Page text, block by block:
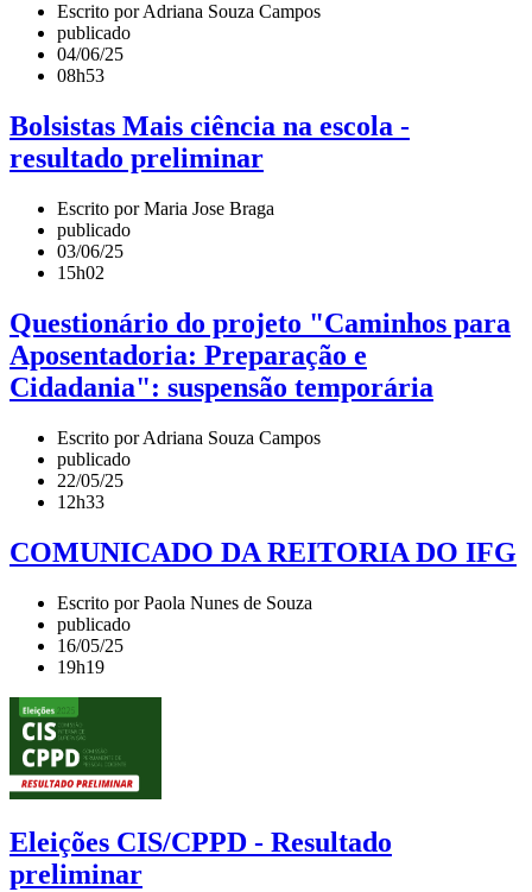
Escrito por Adriana Souza Campos
publicado
04/06/25
08h53
Bolsistas Mais ciência na escola -
resultado preliminar
Escrito por Maria Jose Braga
publicado
03/06/25
15h02
Questionário do projeto "Caminhos para
Aposentadoria: Preparação e
Cidadania": suspensão temporária
Escrito por Adriana Souza Campos
publicado
22/05/25
12h33
COMUNICADO DA REITORIA DO IFG
Escrito por Paola Nunes de Souza
publicado
16/05/25
19h19
Eleições CIS/CPPD - Resultado
preliminar